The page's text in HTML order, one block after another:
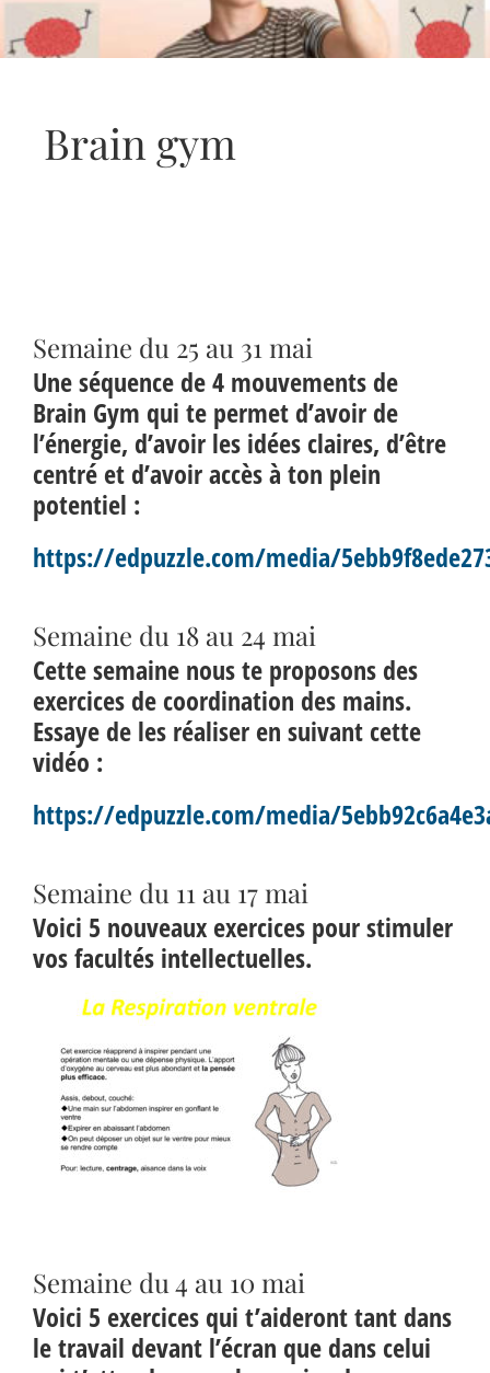
Brain gym
Semaine du 25 au 31 mai
Une séquence de 4 mouvements de
Brain Gym qui te permet d’avoir de
l’énergie, d’avoir les idées claires, d’être
centré et d’avoir accès à ton plein
potentiel :
https://edpuzzle.com/media/
Semaine du 18 au 24 mai
Cette semaine nous te proposons des
exercices de coordination des mains.
Essaye de les réaliser en suivant cette
vidéo :
https://edpuzzle.com/media/
Semaine du 11 au 17 mai
Voici 5 nouveaux exercices pour stimuler
vos facultés intellectuelles.
Semaine du 4 au 10 mai
Voici 5 exercices qui t’aideront tant dans
le travail devant l’écran que dans celui